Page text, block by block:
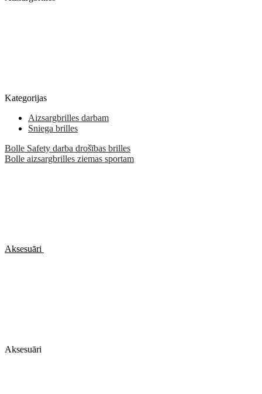
Kategorijas
Aizsargbrilles darbam
Sniega brilles
Bolle Safety darba drošības brilles
Bolle aizsargbrilles ziemas sportam
Aksesuāri
Aksesuāri